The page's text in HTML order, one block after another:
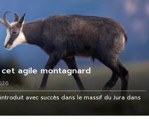
agile montagnard
avec succès dans le massif du Jura dans